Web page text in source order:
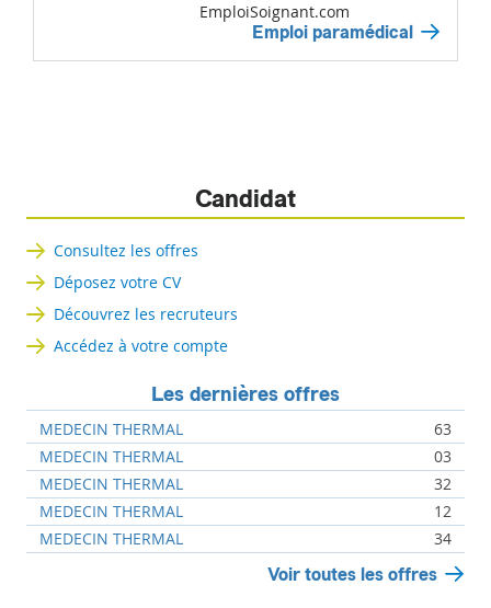
EmploiSoignant.com
Emploi paramédical
Candidat
Consultez les offres
Déposez votre CV
Découvrez les recruteurs
Accédez à votre compte
Les dernières offres
MEDECIN THERMAL
63
MEDECIN THERMAL
03
MEDECIN THERMAL
32
MEDECIN THERMAL
12
MEDECIN THERMAL
34
Voir toutes les offres